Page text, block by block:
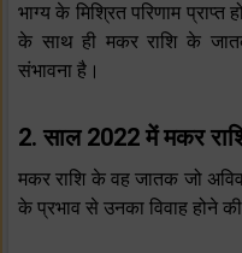
भाग्य के मिश्रित परिणाम
के साथ ही मकर राशि के
संभावना है।
2. साल 2022 में मकर
मकर राशि के वह जातक जो
के प्रभाव से उनका विवाह होने